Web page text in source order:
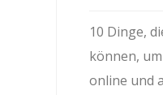
10 Dinge,
können,
online und